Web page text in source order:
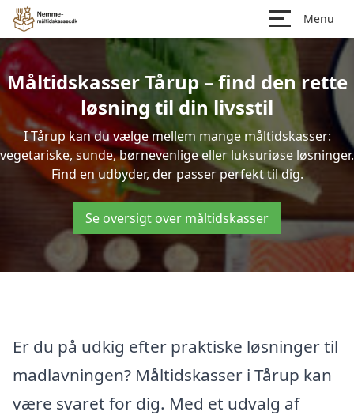
Menu
Måltidskasser Tårup – find den rette
løsning til din livsstil
I Tårup kan du vælge mellem mange måltidskasser:
vegetariske, sunde, børnevenlige eller luksuriøse løsninger.
Find en udbyder, der passer perfekt til dig.
Se oversigt over måltidskasser
Er du på udkig efter praktiske løsninger til
madlavningen? Måltidskasser i Tårup kan
være svaret for dig. Med et udvalg af